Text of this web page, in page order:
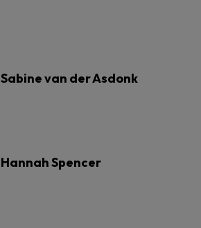
Sabine van der Asdonk
Hannah Spencer